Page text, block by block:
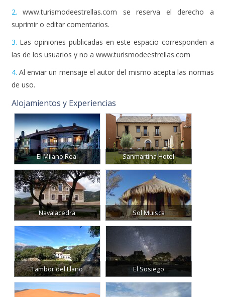
2. www.turismodeestrellas.com se reserva el derecho a
suprimir o editar comentarios.
3. Las opiniones publicadas en este espacio corresponden a
las de los usuarios y no a www.turismodeestrellas.com
4. Al enviar un mensaje el autor del mismo acepta las normas
de uso.
Alojamientos y Experiencias
El Milano Real Sanmartina Hotel
Navalacedra Sol Muisca
Tambor del Llano El Sosiego